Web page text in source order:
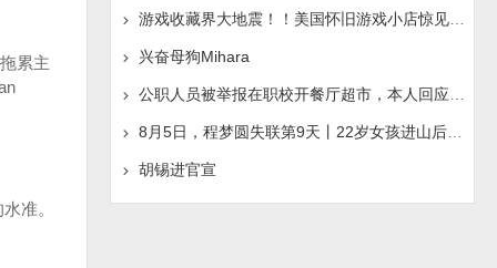
累主
准。
游戏收藏界大地震！！美国怀旧游戏小店惊见 97 片未公开版
兴奋母狗Mihara
8月5日，程梦圆失联第9天丨22岁女孩进山后人间蒸发，手机
胡锡进官宣